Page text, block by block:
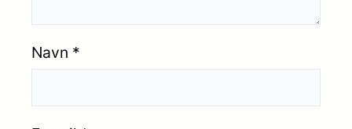
Navn *